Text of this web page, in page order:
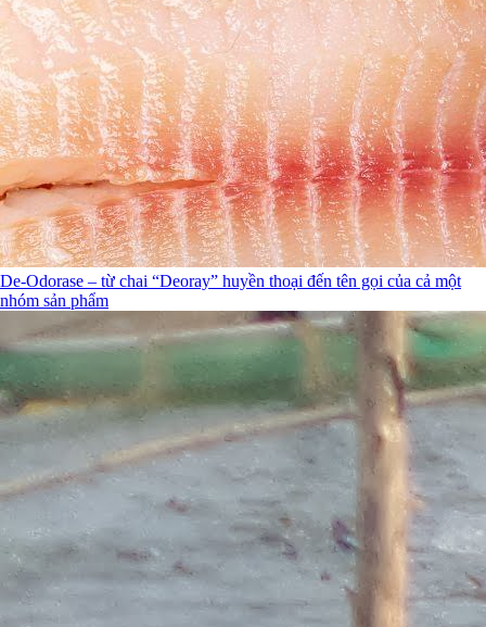
De-Odorase – từ chai “Deoray” huyền thoại đến tên gọi của cả một
nhóm sản phẩm